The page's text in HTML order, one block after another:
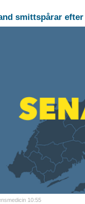
smittspårar
10:55